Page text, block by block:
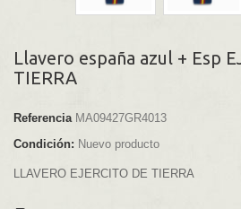
Llavero españa azul + Esp
TIERRA
Referencia MA09427GR4013
Condición: Nuevo producto
LLAVERO EJERCITO DE TIERRA